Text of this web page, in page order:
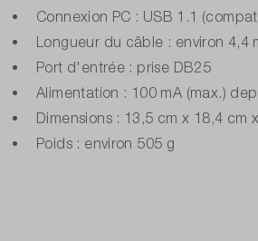
Connexion PC : USB 1.1
Longueur du câble : environ 4,4
Port d'entrée : prise DB25
Alimentation : 100 mA (max.)
Dimensions : 13,5 cm x 18,4 cm
Poids : environ 505 g